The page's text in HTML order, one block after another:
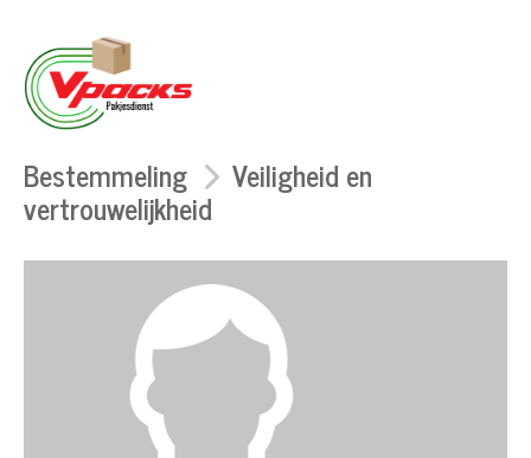
Bestemmeling Veiligheid en
vertrouwelijkheid